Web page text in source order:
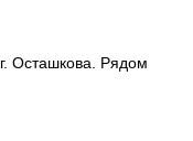
Осташкова. Рядом